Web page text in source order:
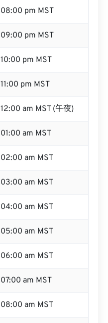
08:00 pm MST
09:00 pm MST
10:00 pm MST
11:00 pm MST
12:00 am MST (午夜)
01:00 am MST
02:00 am MST
03:00 am MST
04:00 am MST
05:00 am MST
06:00 am MST
07:00 am MST
08:00 am MST